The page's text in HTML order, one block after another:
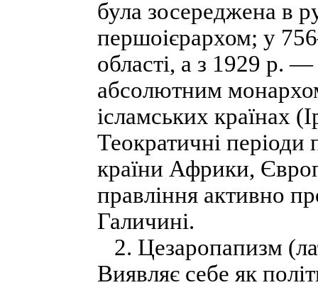
була зосереджена в
першоієрархом; у
області, а з 1929 р.
абсолютним
ісламських країнах
Теократичні
країни Африки,
правління активно
Галичині.
2. Цезаропапизм
Виявляє себе як